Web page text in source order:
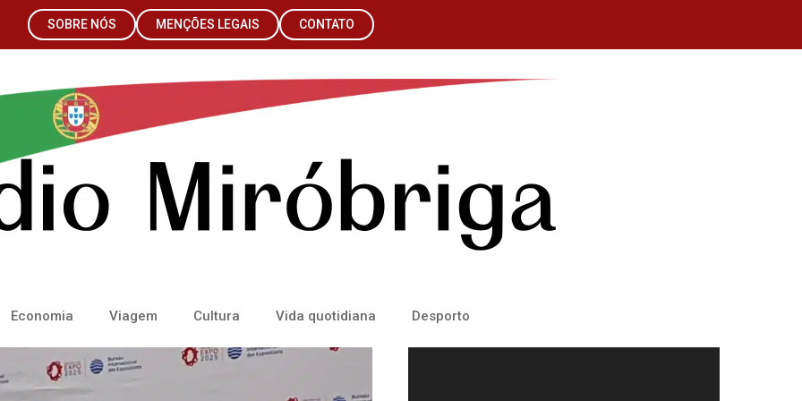
SOBRE NÓS MENÇÕES LEGAIS CONTATO
Economia Viagem Cultura Vida quotidiana Desporto